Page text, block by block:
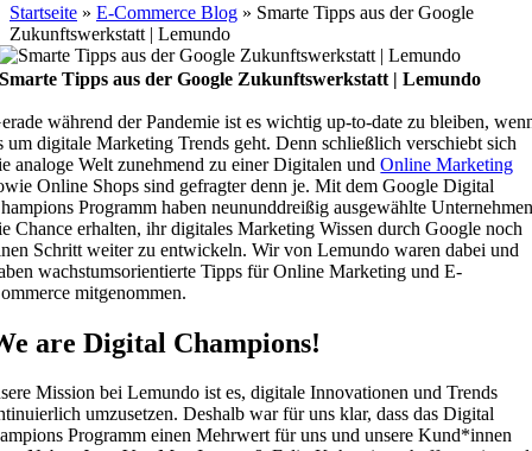
Startseite » E-Commerce Blog » Smarte Tipps aus der Google
Zukunftswerkstatt | Lemundo
Smarte Tipps aus der Google Zukunftswerkstatt | Lemundo
während der Pandemie ist es wichtig up-to-date zu bleiben,
um digitale Marketing Trends geht. Denn schließlich verschiebt sich
analoge Welt zunehmend zu einer Digitalen undOnline Marketing
Online Shops sind gefragter denn je. Mit dem Google Digital
Programm haben neununddreißig ausgewählte
Chance erhalten, ihr digitales Marketing Wissen durch Google noch
Schritt weiter zu entwickeln. Wir von Lemundo waren dabei und
wachstumsorientierte Tipps für Online Marketing und E-
mitgenommen.
are Digital Champions!
Mission bei Lemundo ist es, digitale Innovationen und Trends
umzusetzen. Deshalb war für uns klar, dass das Digital
Programm einen Mehrwert für uns und unsere Kund*innen